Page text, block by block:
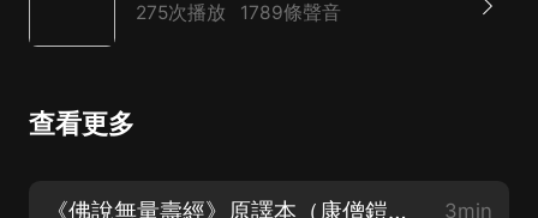
275次播放 1789條聲音
查看更多
《佛說無量壽經》原譯本（康僧鎧譯）卷下 28 佛語彌勒，如來興世 3min